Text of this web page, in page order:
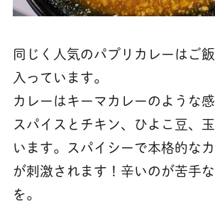
同じく人気のパプリカレーはご
入っています。
カレーはキーマカレーのような
スパイスとチキン、ひよこ豆、
います。スパイシーで本格的な
が刺激されます！辛いのが苦手
を。